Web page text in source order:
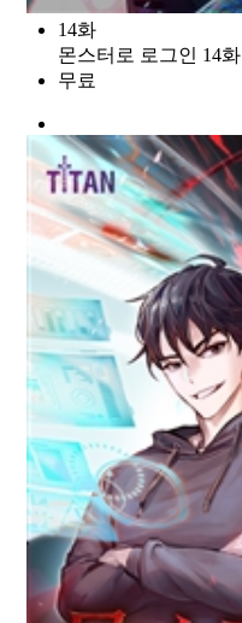
14화
몬스터로 로그인 14화
무료